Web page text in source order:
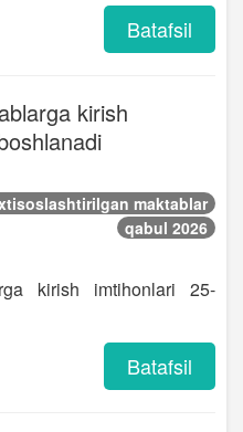
Batafsil
kirish
maktablar
qabul 2026
kirish imtihonlari 25-
Batafsil